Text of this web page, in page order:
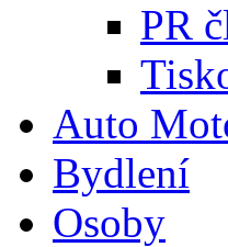
PR
Auto
Bydlení
Osoby